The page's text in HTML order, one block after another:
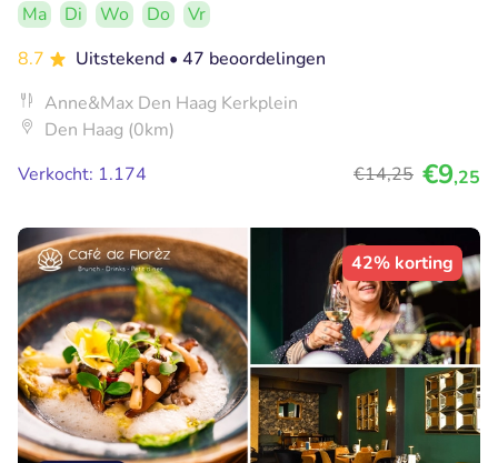
Ma Di Wo Do
Vr
8.7
Uitstekend • 47 beoordelingen
Anne&Max Den Haag Kerkplein
Den Haag (0km)
Verkocht: 1.174
€14,25 €9,25
42% korting